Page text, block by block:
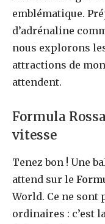
emblématique.
d’adrénaline
nous explorons
attractions de
attendent.
Formula
vitesse
Tenez bon ! Une
attend sur le
World. Ce ne sont
ordinaires : c’est